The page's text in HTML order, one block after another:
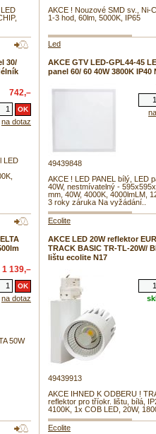
AKCE ! Nouzové SMD sv., Ni-
1-3 hod, 60lm, 5000K, IP65
30/
742,–
na dotaz
LED
Led
AKCE GTV LED-GPL44-45
panel 60/ 60 40W 3800K IP40
49439848
AKCE ! LED PANEL bílý, LED
40W, nestmívatelný -
mm, 40W, 4000K, 4000lmLM,
3 roky záruka Na vyžádání..
1 139,–
na dotaz
50W
Ecolite
AKCE LED 20W reflektor
TRACK BASIC TR-TL-20W/
lištu ecolite N17
49439913
AKCE IHNED K ODBERU !
reflektor pro tříokr. lištu, bílá,
4100K, 1x COB LED, 20W,
Ecolite